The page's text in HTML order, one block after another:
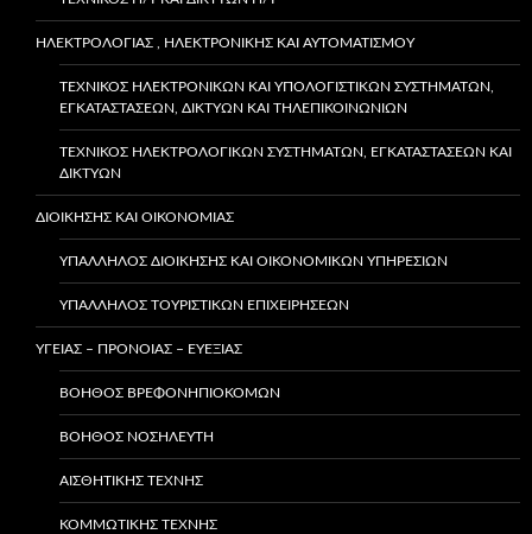
ΗΛΕΚΤΡΟΛΟΓΙΑΣ , ΗΛΕΚΤΡΟΝΙΚΗΣ ΚΑΙ ΑΥΤΟΜΑΤΙΣΜΟΥ
ΤΕΧΝΙΚΌΣ ΗΛΕΚΤΡΟΝΙΚΏΝ ΚΑΙ ΥΠΟΛΟΓΙΣΤΙΚΏΝ ΣΥΣΤΗΜΆΤΩΝ,
ΕΓΚΑΤΑΣΤΆΣΕΩΝ, ΔΙΚΤΎΩΝ ΚΑΙ ΤΗΛΕΠΙΚΟΙΝΩΝΙΏΝ
ΤΕΧΝΙΚΌΣ ΗΛΕΚΤΡΟΛΟΓΙΚΏΝ ΣΥΣΤΗΜΆΤΩΝ, ΕΓΚΑΤΑΣΤΆΣΕΩΝ ΚΑΙ
ΔΙΚΤΎΩΝ
ΔΙΟΙΚΗΣΗΣ ΚΑΙ ΟΙΚΟΝΟΜΙΑΣ
ΥΠΆΛΛΗΛΟΣ ΔΙΟΊΚΗΣΗΣ ΚΑΙ ΟΙΚΟΝΟΜΙΚΏΝ ΥΠΗΡΕΣΙΏΝ
ΥΠΑΛΛΗΛΟΣ ΤΟΥΡΙΣΤΙΚΩΝ ΕΠΙΧΕΙΡΗΣΕΩΝ
ΥΓΕΙΑΣ – ΠΡΟΝΟΙΑΣ – ΕΥΕΞΙΑΣ
ΒΟΗΘΌΣ ΒΡΕΦΟΝΗΠΙΟΚΌΜΩΝ
ΒΟΗΘΌΣ ΝΟΣΗΛΕΥΤΉ
ΑΙΣΘΗΤΙΚΉΣ ΤΈΧΝΗΣ
ΚΟΜΜΩΤΙΚΉΣ ΤΈΧΝΗΣ